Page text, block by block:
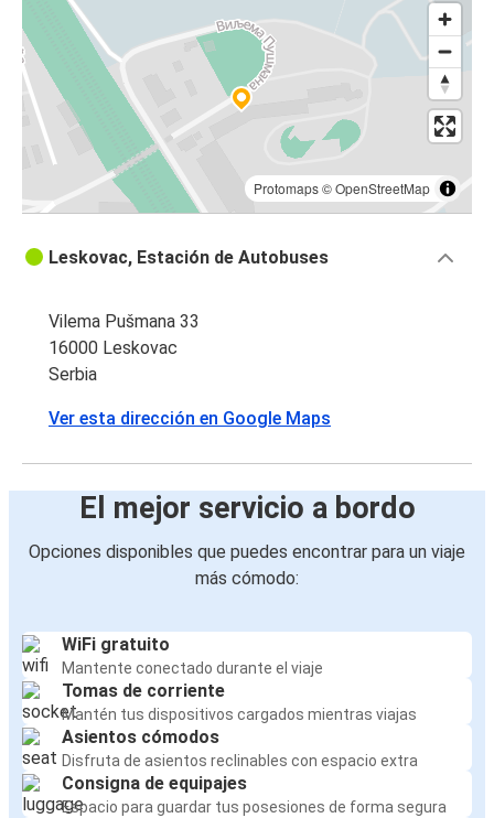
Protomaps©OpenStreetMap
Leskovac, Estación de Autobuses
Vilema Pušmana 33
16000 Leskovac
Serbia
Ver esta dirección en Google Maps
El mejor servicio a bordo
Opciones disponibles que puedes encontrar para un viaje
más cómodo:
WiFi gratuito
Mantente conectado durante el viaje
Tomas de corriente
Mantén tus dispositivos cargados mientras viajas
Asientos cómodos
Disfruta de asientos reclinables con espacio extra
Consigna de equipajes
Espacio para guardar tus posesiones de forma segura